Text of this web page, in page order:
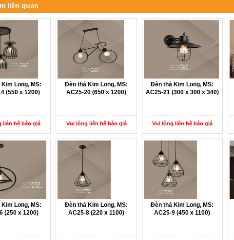
liên quan
Long, MS:
(550 x 1200)
liên hệ báo giá
Đèn thả Kim Long, MS:
AC25-20 (650 x 1200)
Vui lòng liên hệ báo giá
Đèn thả Kim Long, MS:
AC25-21 (300 x 300 x 340)
Vui lòng liên hệ báo giá
Long, MS:
(250 x 1200)
Đèn thả Kim Long, MS:
AC25-8 (220 x 1100)
Đèn thả Kim Long, MS:
AC25-9 (450 x 1100)